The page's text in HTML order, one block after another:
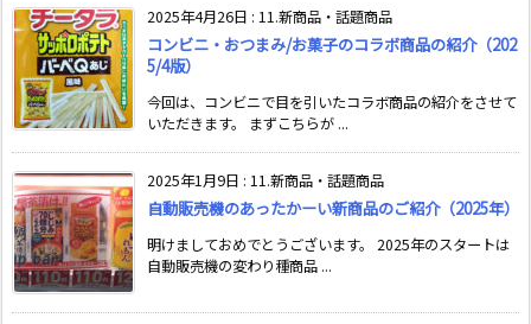
2025年4月26日 : 11.新商品・話題商品
コンビニ・おつまみ/お菓子のコラボ商品の紹介（202
5/4版）
今回は、コンビニで目を引いたコラボ商品の紹介をさせて
いただきます。 まずこちらが ...
2025年1月9日 : 11.新商品・話題商品
自動販売機のあったかーい新商品のご紹介（2025年）
明けましておめでとうございます。 2025年のスタートは
自動販売機の変わり種商品 ...